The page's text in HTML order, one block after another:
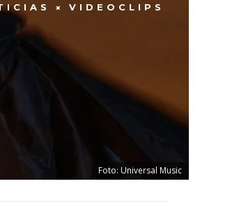
VIDEOCLIPS
Foto: Universal Music